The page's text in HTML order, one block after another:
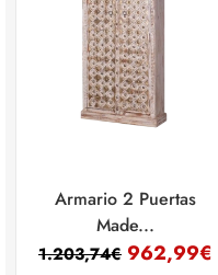
Armario 2 Puertas
Made...
1.203,74€ 962,99€